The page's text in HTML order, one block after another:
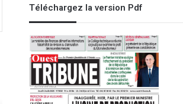
Téléchargez la version Pdf